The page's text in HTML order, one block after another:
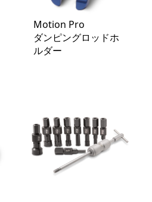
Motion Pro
ダンピングロッドホ
ルダー